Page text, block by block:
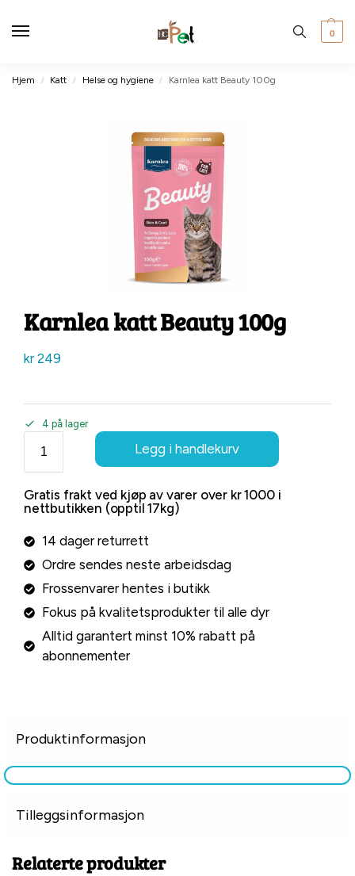
0
Hjem / Katt / Helse og hygiene / Karnlea katt Beauty 100g
Karnlea katt Beauty 100g
kr249
4 på lager
Legg i handlekurv
Gratis frakt ved kjøp av varer over kr 1000 i
nettbutikken (opptil 17kg)
14 dager returrett
Ordre sendes neste arbeidsdag
Frossenvarer hentes i butikk
Fokus på kvalitetsprodukter til alle dyr
Alltid garantert minst 10% rabatt på
abonnementer
Produktinformasjon
Tilleggsinformasjon
Relaterte produkter